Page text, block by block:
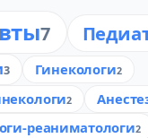
7
3 Гинекологи2
2
реаниматологи2